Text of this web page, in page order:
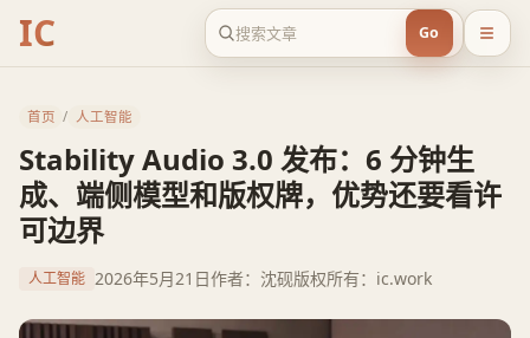
IC Go
首页 / 人工智能
Stability Audio 3.0 发布：6 分钟生
成、端侧模型和版权牌，优势还要看许
可边界
人工智能 2026年5月21日作者：沈砚版权所有：ic.work